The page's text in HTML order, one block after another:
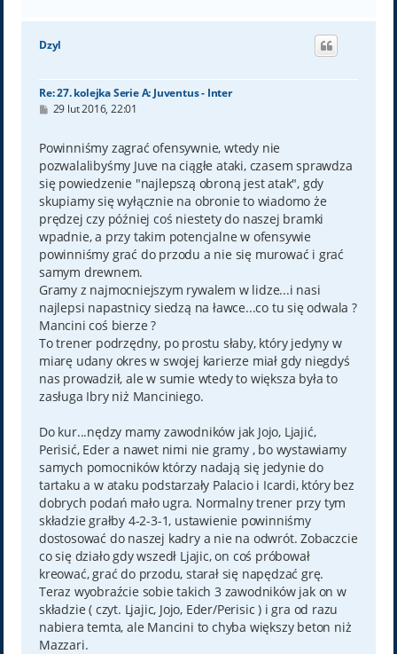
g
Dzyl
Re: 27. kolejka Serie A: Juventus - Inter
P
t
29 lut 2016, 22:01
Powinniśmy zagrać ofensywnie, wtedy nie
pozwalalibyśmy Juve na ciągłe ataki, czasem sprawdza
się powiedzenie "najlepszą obroną jest atak", gdy
skupiamy się wyłącznie na obronie to wiadomo że
prędzej czy później coś niestety do naszej bramki
wpadnie, a przy takim potencjalne w ofensywie
powinniśmy grać do przodu a nie się murować i grać
samym drewnem.
Gramy z najmocniejszym rywalem w lidze...i nasi
najlepsi napastnicy siedzą na ławce...co tu się odwala ?
Mancini coś bierze ?
To trener podrzędny, po prostu słaby, który jedyny w
miarę udany okres w swojej karierze miał gdy niegdyś
nas prowadził, ale w sumie wtedy to większa była to
zasługa Ibry niż Manciniego.
Do kur...nędzy mamy zawodników jak Jojo, Ljajić,
Perisić, Eder a nawet nimi nie gramy , bo wystawiamy
samych pomocników którzy nadają się jedynie do
tartaku a w ataku podstarzały Palacio i Icardi, który bez
dobrych podań mało ugra. Normalny trener przy tym
składzie grałby 4-2-3-1, ustawienie powinniśmy
dostosować do naszej kadry a nie na odwrót. Zobaczcie
co się działo gdy wszedł Ljajic, on coś próbował
kreować, grać do przodu, starał się napędzać grę.
Teraz wyobraźcie sobie takich 3 zawodników jak on w
składzie ( czyt. Ljajic, Jojo, Eder/Perisic ) i gra od razu
nabiera temta, ale Mancini to chyba większy beton niż
Mazzari.